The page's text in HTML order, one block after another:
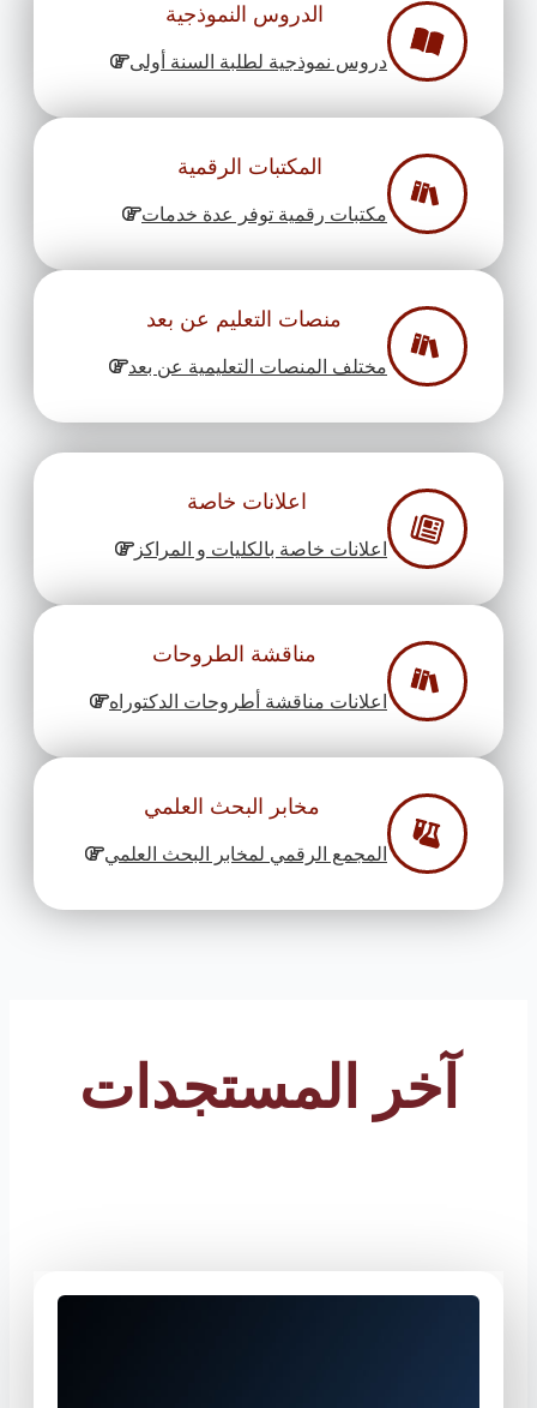
الدروس النموذجية
دروس نموذجية لطلبة السنة أولى
المكتبات الرقمية
مكتبات رقمية توفر عدة خدمات
منصات التعليم عن بعد
مختلف المنصات التعليمية عن بعد
اعلانات خاصة
اعلانات خاصة بالكليات و المراكز
مناقشة الطروحات
اعلانات مناقشة أطروحات الدكتوراه
مخابر البحث العلمي
المجمع الرقمي لمخابر البحث العلمي
آخر المستجدات